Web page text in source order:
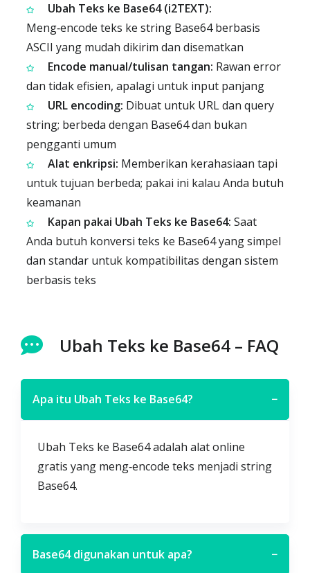
Ubah Teks ke Base64 (i2TEXT):
Meng‑encode teks ke string Base64 berbasis
ASCII yang mudah dikirim dan disematkan
Encode manual/tulisan tangan: Rawan error
dan tidak efisien, apalagi untuk input panjang
URL encoding: Dibuat untuk URL dan query
string; berbeda dengan Base64 dan bukan
pengganti umum
Alat enkripsi: Memberikan kerahasiaan tapi
untuk tujuan berbeda; pakai ini kalau Anda butuh
keamanan
Kapan pakai Ubah Teks ke Base64: Saat
Anda butuh konversi teks ke Base64 yang simpel
dan standar untuk kompatibilitas dengan sistem
berbasis teks
Ubah Teks ke Base64 – FAQ
Apa itu Ubah Teks ke Base64? −
Ubah Teks ke Base64 adalah alat online
gratis yang meng‑encode teks menjadi string
Base64.
Base64 digunakan untuk apa? −